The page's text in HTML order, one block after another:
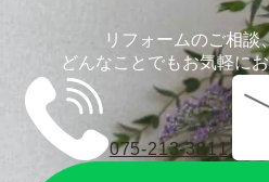
リフォームのご相談
どんなことでもお気軽に
075-213-3811